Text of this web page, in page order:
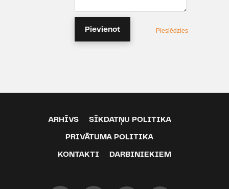
Pievienot Pieslēdzies
ARHĪVS SĪKDATŅU POLITIKA
PRIVĀTUMA POLITIKA
KONTAKTI DARBINIEKIEM